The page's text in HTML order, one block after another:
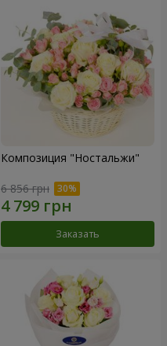
Композиция "Ностальжи"
6 856 грн
Заказать